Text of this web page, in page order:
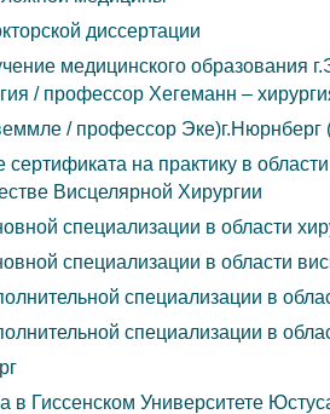
диссертации
медицинского образования
/ профессор Хегеманн –
/ профессор Эке)г.Нюрнберг
сертификата на практику в
Висцелярной Хирургии
специализации в области
специализации в области
специализации в
специализации в
в Гиссенском Университете